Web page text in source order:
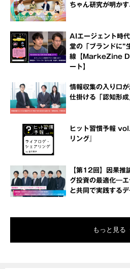
ちゃん研究が明か
AIエージェント時
堂の「ブランドに“
線【MarkeZine
ート】
情報収集の入り口
仕掛ける「認知形
ヒット習慣予報
リング』
【第12回】因果
グ投資の最適化―
と共同で実践する
もっと見る